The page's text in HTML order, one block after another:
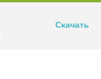
Скачать